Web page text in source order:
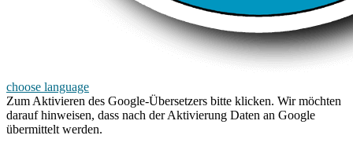
choose language
Zum Aktivieren des Google-Übersetzers bitte klicken. Wir möchten
darauf hinweisen, dass nach der Aktivierung Daten an Google
übermittelt werden.